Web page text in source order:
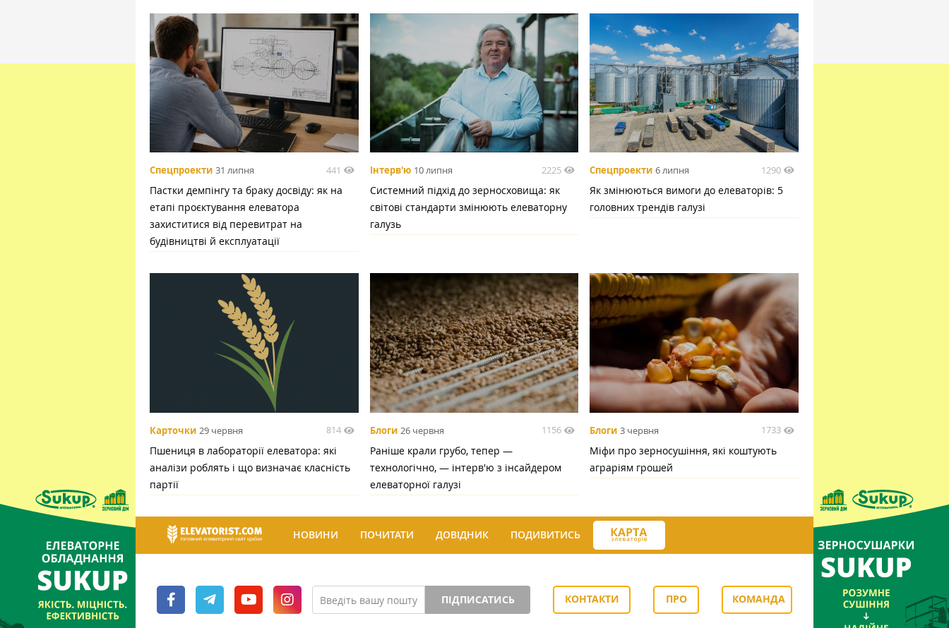
Спецпроекти 31 липня 441
Пастки демпінгу та браку досвіду: як на
етапі проєктування елеватора
захиститися від перевитрат на
будівництві й експлуатації
Інтерв'ю 10 липня 2225
Системний підхід до зерносховища: як
світові стандарти змінюють елеваторну
галузь
Спецпроекти 6 липня 1290
Як змінюються вимоги до елеваторів: 5
головних трендів галузі
Карточки 29 червня 814
Пшениця в лабораторії елеватора: які
аналізи роблять і що визначає класність
партії
Блоги 26 червня 1156
Раніше крали грубо, тепер —
технологічно, — інтерв'ю з інсайдером
елеваторної галузі
Блоги 3 червня 1733
Міфи про зерносушіння, які коштують
аграріям грошей
НОВИНИ ПОЧИТАТИ ДОВІДНИК ПОДИВИТИСЬ
ПІДПИСАТИСЬ КОНТАКТИ
ПРО
КОМАНДА